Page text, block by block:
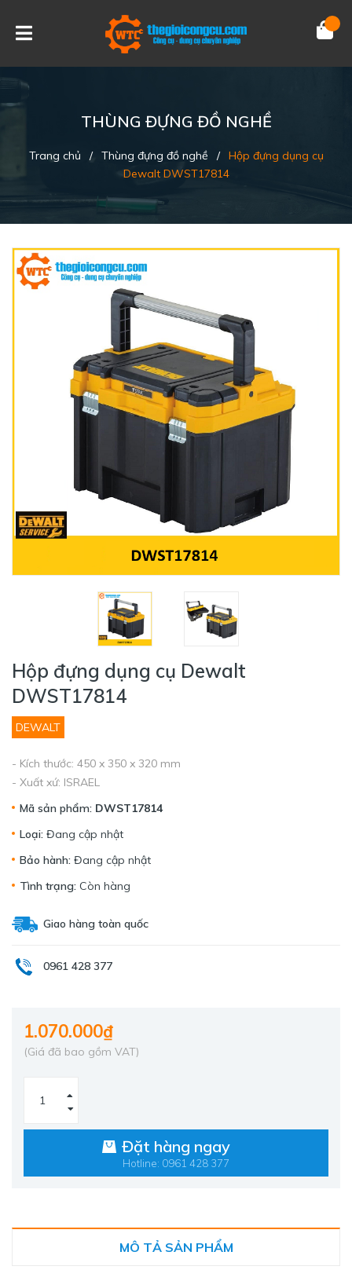
THÙNG ĐỰNG ĐỒ NGHỀ
Trang chủ / Thùng đựng đồ nghề / Hộp đựng dụng cụ
Dewalt DWST17814
Hộp đựng dụng cụ Dewalt
DWST17814
DEWALT
- Kích thước: 450 x 350 x 320 mm
- Xuất xứ: ISRAEL
Mã sản phẩm: DWST17814
Loại: Đang cập nhật
Bảo hành: Đang cập nhật
Tình trạng: Còn hàng
Giao hàng toàn quốc
0961 428 377
1.070.000₫
(Giá đã bao gồm VAT)
Đặt hàng ngay
Hotline: 0961 428 377
MÔ TẢ SẢN PHẨM